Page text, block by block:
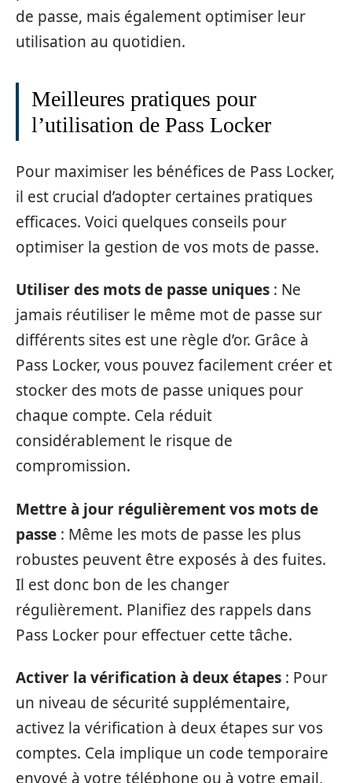
de passe, mais également optimiser leur
utilisation au quotidien.
Meilleures pratiques pour
l’utilisation de Pass Locker
Pour maximiser les bénéfices de Pass Locker,
il est crucial d’adopter certaines pratiques
efficaces. Voici quelques conseils pour
optimiser la gestion de vos mots de passe.
Utiliser des mots de passe uniques : Ne
jamais réutiliser le même mot de passe sur
différents sites est une règle d’or. Grâce à
Pass Locker, vous pouvez facilement créer et
stocker des mots de passe uniques pour
chaque compte. Cela réduit
considérablement le risque de
compromission.
Mettre à jour régulièrement vos mots de
passe : Même les mots de passe les plus
robustes peuvent être exposés à des fuites.
Il est donc bon de les changer
régulièrement. Planifiez des rappels dans
Pass Locker pour effectuer cette tâche.
Activer la vérification à deux étapes : Pour
un niveau de sécurité supplémentaire,
activez la vérification à deux étapes sur vos
comptes. Cela implique un code temporaire
envoyé à votre téléphone ou à votre email,